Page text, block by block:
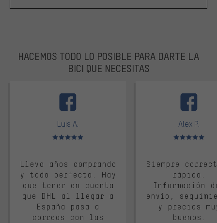
HACEMOS TODO LO POSIBLE PARA DARTE LA
BICI QUE NECESITAS
Luis A.
Valoración media: 5 de 5
Llevo años comprando
y todo perfecto. Hay
que tener en cuenta
que DHL al llegar a
España pasa a
correos con las
Alex P.
Valoración
Siempre
rápido.
Información
envío,
y precios
buenos.